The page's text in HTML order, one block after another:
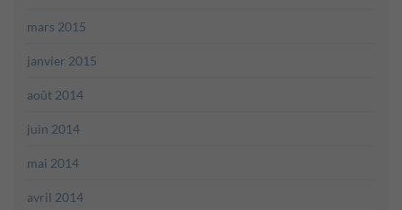
mars 2015
janvier 2015
août 2014
juin 2014
mai 2014
avril 2014